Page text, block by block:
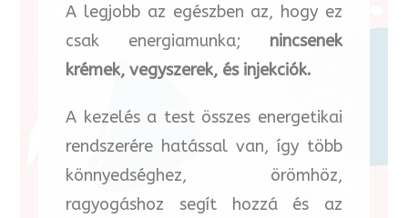
A legjobb az egészben az, hogy ez
csak energiamunka; nincsenek
krémek, vegyszerek, és injekciók.
A kezelés a test összes energetikai
rendszerére hatással van, így több
könnyedséghez, örömhöz,
ragyogáshoz segít hozzá és az